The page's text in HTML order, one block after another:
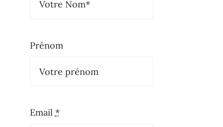
Prénom
Email *